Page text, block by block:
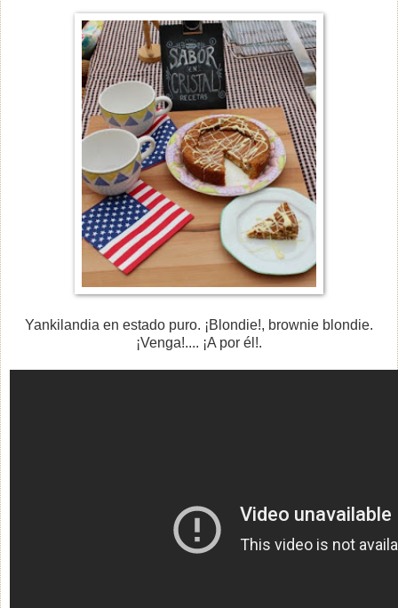
Yankilandia en estado puro. ¡Blondie!, brownie blondie.
¡Venga!.... ¡A por él!.